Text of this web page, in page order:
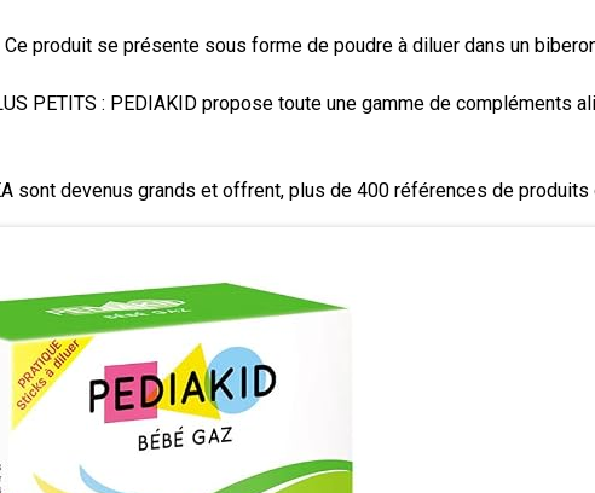
: Ce produit se présente sous forme de poudre à diluer dans un
PETITS : PEDIAKID propose toute une gamme de
sont devenus grands et offrent, plus de 400 références de